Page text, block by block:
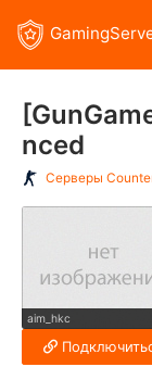
nced
Серверы
aim_hkc